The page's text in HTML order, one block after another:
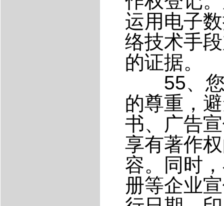
运用电子
络技术手
的证据。
55、您
的尊重，
书、广告
享有著作
容。同时
册等企业